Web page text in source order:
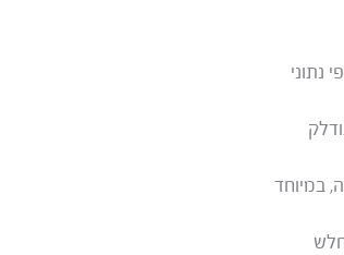
שעברה, על פי נתוני
חל זינוק של 23.1%, זינוק שתודלק
במיוחד
החלש